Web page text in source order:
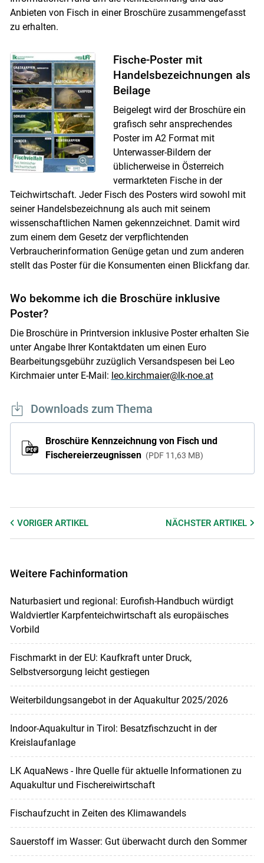
Anbieten von Fisch in einer Broschüre zusammengefasst
zu erhalten.
Fische-Poster mit
Handelsbezeichnungen als
Beilage
Beigelegt wird der Broschüre ein
grafisch sehr ansprechendes
Poster im A2 Format mit
Unterwasser-Bildern der
üblicherweise in Österreich
vermarkteten Fische in der
Teichwirtschaft. Jeder Fisch des Posters wird sowohl mit
seiner Handelsbezeichnung als auch mit seinem
wissenschaftlichen Namen gekennzeichnet. Damit wird
zum einem dem Gesetz der verpflichtenden
Verbraucherinformation Genüge getan und zum anderen
stellt das Poster für die Konsumenten einen Blickfang dar.
Wo bekomme ich die Broschüre inklusive
Poster?
Die Broschüre in Printversion inklusive Poster erhalten Sie
unter Angabe Ihrer Kontaktdaten um einen Euro
Bearbeitungsgebühr zuzüglich Versandspesen bei Leo
Kirchmaier unter E-Mail: leo.kirchmaier@lk-noe.at
Downloads zum Thema
Broschüre Kennzeichnung von Fisch und
Fischereierzeugnissen
PDF 11,63 MB
VORIGER ARTIKEL NÄCHSTERARTIKEL
Weitere Fachinformation
Naturbasiert und regional: Eurofish-Handbuch würdigt
Waldviertler Karpfenteichwirtschaft als europäisches
Vorbild
Fischmarkt in der EU: Kaufkraft unter Druck,
Selbstversorgung leicht gestiegen
Weiterbildungsangebot in der Aquakultur 2025/2026
Indoor-Aquakultur in Tirol: Besatzfischzucht in der
Kreislaufanlage
LK AquaNews - Ihre Quelle für aktuelle Informationen zu
Aquakultur und Fischereiwirtschaft
Fischaufzucht in Zeiten des Klimawandels
Sauerstoff im Wasser: Gut überwacht durch den Sommer